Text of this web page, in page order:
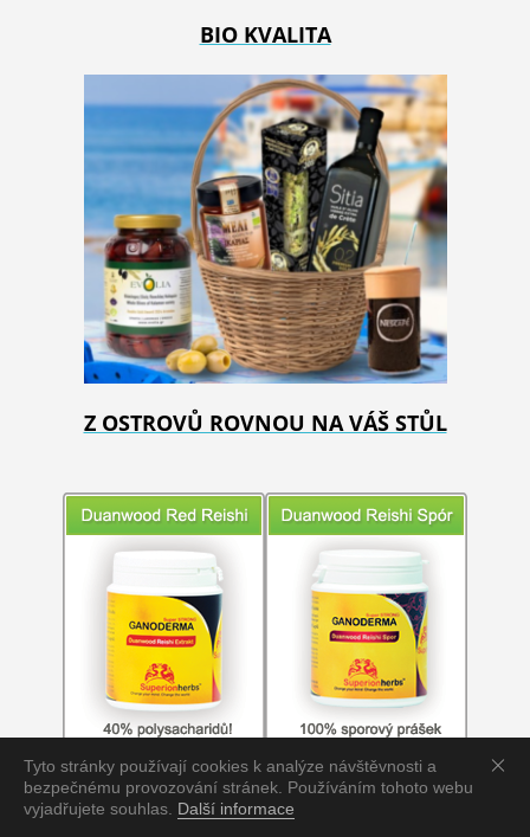
Tyto stránky používají cookies k analýze návštěvnosti a
bezpečnému provozování stránek. Používáním tohoto webu
vyjadřujete souhlas. Další informace
BIO KVALITA
Z OSTROVŮ ROVNOU NA VÁŠ STŮL